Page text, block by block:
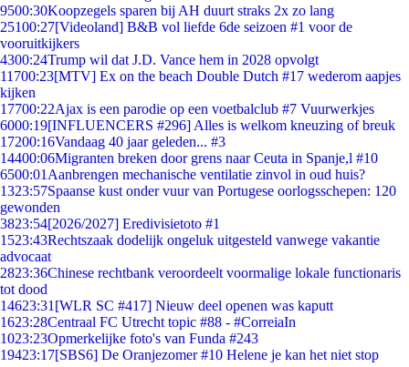
9500:30Koopzegels sparen bij AH duurt straks 2x zo lang
25100:27[Videoland] B&B vol liefde 6de seizoen #1 voor de
vooruitkijkers
4300:24Trump wil dat J.D. Vance hem in 2028 opvolgt
11700:23[MTV] Ex on the beach Double Dutch #17 wederom aapjes
kijken
17700:22Ajax is een parodie op een voetbalclub #7 Vuurwerkjes
6000:19[INFLUENCERS #296] Alles is welkom kneuzing of breuk
17200:16Vandaag 40 jaar geleden... #3
14400:06Migranten breken door grens naar Ceuta in Spanje,l #10
6500:01 Aanbrengen mechanische ventilatie zinvol in oud huis?
1323:57Spaanse kust onder vuur van Portugese oorlogsschepen: 120
gewonden
3823:54[2026/2027] Eredivisietoto #1
1523:43Rechtszaak dodelijk ongeluk uitgesteld vanwege vakantie
advocaat
2823:36Chinese rechtbank veroordeelt voormalige lokale functionaris
tot dood
14623:31 [WLR SC #417] Nieuw deel openen was kaputt
1623:28Centraal FC Utrecht topic #88 - #CorreiaIn
1023:23Opmerkelijke foto's van Funda #243
19423:17[SBS6] De Oranjezomer #10 Helene je kan het niet stop